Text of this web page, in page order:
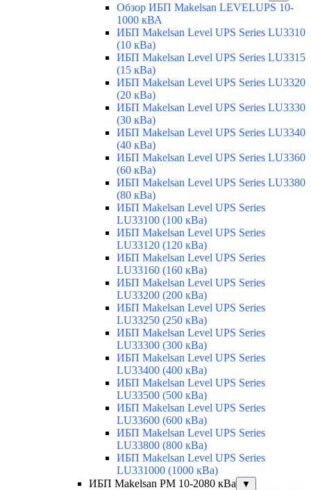
Обзор ИБП Makelsan LEVELUPS 10-
1000 кВА
ИБП Makelsan Level UPS Series LU3310
(10 кВа)
ИБП Makelsan Level UPS Series LU3315
(15 кВа)
ИБП Makelsan Level UPS Series LU3320
(20 кВа)
ИБП Makelsan Level UPS Series LU3330
(30 кВа)
ИБП Makelsan Level UPS Series LU3340
(40 кВа)
ИБП Makelsan Level UPS Series LU3360
(60 кВа)
ИБП Makelsan Level UPS Series LU3380
(80 кВа)
ИБП Makelsan Level UPS Series
LU33100 (100 кВа)
ИБП Makelsan Level UPS Series
LU33120 (120 кВа)
ИБП Makelsan Level UPS Series
LU33160 (160 кВа)
ИБП Makelsan Level UPS Series
LU33200 (200 кВа)
ИБП Makelsan Level UPS Series
LU33250 (250 кВа)
ИБП Makelsan Level UPS Series
LU33300 (300 кВа)
ИБП Makelsan Level UPS Series
LU33400 (400 кВа)
ИБП Makelsan Level UPS Series
LU33500 (500 кВа)
ИБП Makelsan Level UPS Series
LU33600 (600 кВа)
ИБП Makelsan Level UPS Series
LU33800 (800 кВа)
ИБП Makelsan Level UPS Series
LU331000 (1000 кВа)
ИБП Makelsan PM 10-2080 кВа
▼